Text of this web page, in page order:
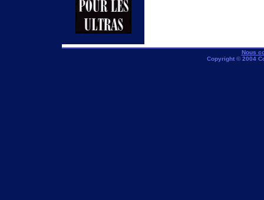
Nous
Copyright © 2004